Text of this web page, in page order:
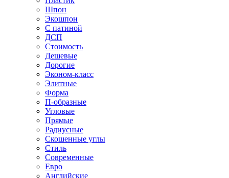
Шпон
Экошпон
С патиной
ДСП
Стоимость
Дешевые
Дорогие
Эконом-класс
Элитные
Форма
П-образные
Угловые
Прямые
Радиусные
Скошенные углы
Стиль
Современные
Евро
Английские